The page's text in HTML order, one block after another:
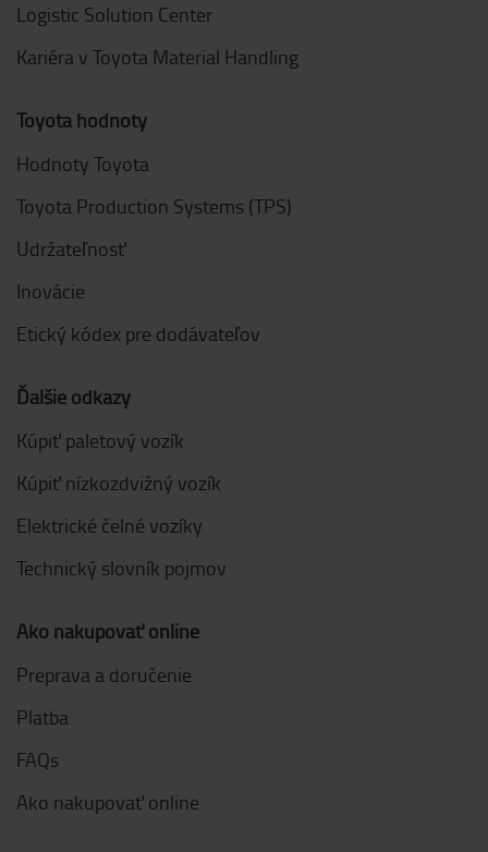
Logistic Solution Center
Kariéra v Toyota Material Handling
Toyota hodnoty
Hodnoty Toyota
Toyota Production Systems (TPS)
Udržateľnosť
Inovácie
Etický kódex pre dodávateľov
Ďalšie odkazy
Kúpiť paletový vozík
Kúpiť nízkozdvižný vozík
Elektrické čelné vozíky
Technický slovník pojmov
Ako nakupovať online
Preprava a doručenie
Platba
FAQs
Ako nakupovať online